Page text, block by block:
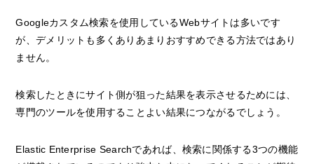
Googleカスタム検索を使用しているWebサイトは多いです
が、デメリットも多くありあまりおすすめできる方法ではあり
ません。
検索したときにサイト側が狙った結果を表示させるためには、
専門のツールを使用することよい結果につながるでしょう。
Elastic Enterprise Searchであれば、検索に関係する3つの機能